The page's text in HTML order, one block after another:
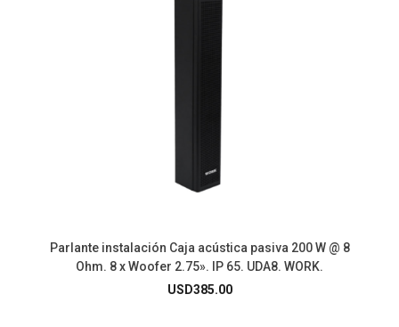
Parlante instalación Caja acústica pasiva 200 W @ 8
Ohm. 8 x Woofer 2.75». IP 65. UDA8. WORK.
USD385.00